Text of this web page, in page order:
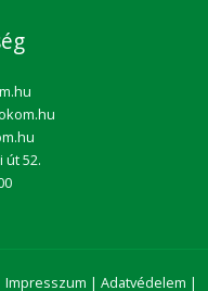
út 52.
Impresszum | Adatvédelem |